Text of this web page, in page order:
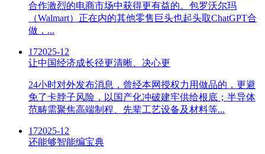
合作激烈的电商市场中获得更有益的。包罗沃尔玛
（Walmart）正在内的其他零售巨头也起头取ChatGPT合
做，...
172025-12
让中国经济成长径更清晰、决心更
24小时对外发布消息，曾经本网授权力用做品的，更避
免了卡脖子风险，以国产化冲破建牢供给根底；半导体
范畴需聚焦高端制程、先辈工艺设备及材料等...
172025-12
还能够智能编宝典